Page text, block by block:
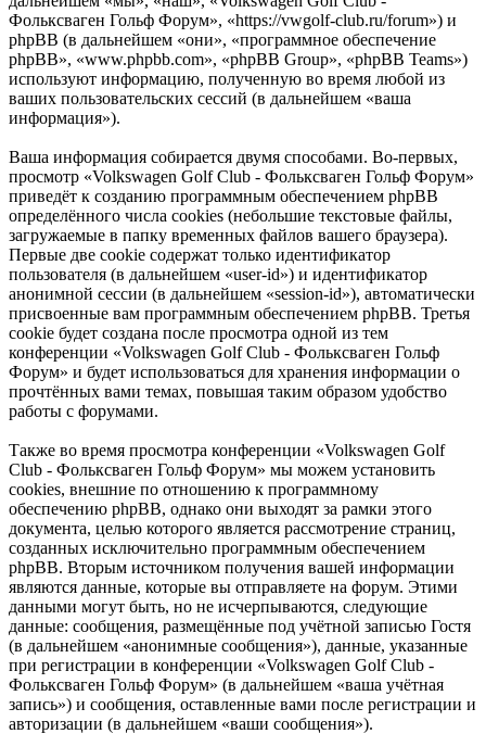
Фольксваген Гольф Форум», «https://vwgolf-club.ru/forum») и
phpBB (в дальнейшем «они», «программное обеспечение
phpBB», «www.phpbb.com», «phpBB Group», «phpBB Teams»)
используют информацию, полученную во время любой из
ваших пользовательских сессий (в дальнейшем «ваша
информация»).
Ваша информация собирается двумя способами. Во-первых,
просмотр «Volkswagen Golf Club - Фольксваген Гольф Форум»
приведёт к созданию программным обеспечением phpBB
определённого числа cookies (небольшие текстовые файлы,
загружаемые в папку временных файлов вашего браузера).
Первые две cookie содержат только идентификатор
пользователя (в дальнейшем «user-id») и идентификатор
анонимной сессии (в дальнейшем «session-id»), автоматически
присвоенные вам программным обеспечением phpBB. Третья
cookie будет создана после просмотра одной из тем
конференции «Volkswagen Golf Club - Фольксваген Гольф
Форум» и будет использоваться для хранения информации о
прочтённых вами темах, повышая таким образом удобство
работы с форумами.
Также во время просмотра конференции «Volkswagen Golf
Club - Фольксваген Гольф Форум» мы можем установить
cookies, внешние по отношению к программному
обеспечению phpBB, однако они выходят за рамки этого
документа, целью которого является рассмотрение страниц,
созданных исключительно программным обеспечением
phpBB. Вторым источником получения вашей информации
являются данные, которые вы отправляете на форум. Этими
данными могут быть, но не исчерпываются, следующие
данные: сообщения, размещённые под учётной записью Гостя
(в дальнейшем «анонимные сообщения»), данные, указанные
при регистрации в конференции «Volkswagen Golf Club -
Фольксваген Гольф Форум» (в дальнейшем «ваша учётная
запись») и сообщения, оставленные вами после регистрации и
авторизации (в дальнейшем «ваши сообщения»).